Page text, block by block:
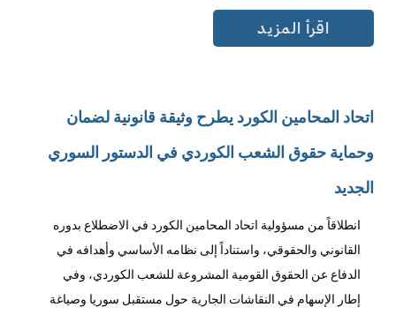
اقرأ المزيد
اتحاد المحامين الكورد يطرح وثيقة قانونية لضمان
وحماية حقوق الشعب الكوردي في الدستور السوري
الجديد
انطلاقاً من مسؤولية اتحاد المحامين الكورد في الاضطلاع بدوره
القانوني والحقوقي، واستناداً إلى نظامه الأساسي وأهدافه في
الدفاع عن الحقوق القومية المشروعة للشعب الكوردي، وفي
إطار الإسهام في النقاشات الجارية حول مستقبل سوريا وصياغة